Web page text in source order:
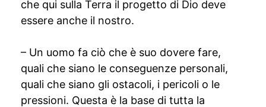
che qui sulla Terra il progetto di Dio deve
essere anche il nostro.
– Un uomo fa ciò che è suo dovere fare,
quali che siano le conseguenze personali,
quali che siano gli ostacoli, i pericoli o le
pressioni. Questa è la base di tutta la